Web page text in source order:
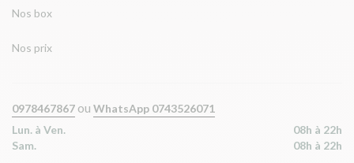
Nos box
Nos prix
0978467867 ou WhatsApp 0743526071
Lun. à Ven.
08h à 22h
Sam.
08h à 22h